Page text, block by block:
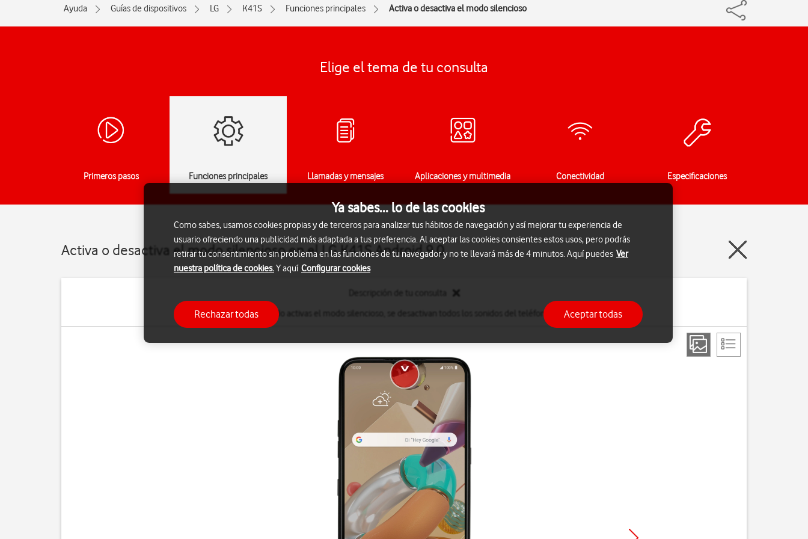
Ayuda Guías de dispositivos LG K41S Funciones principales Activa o desactiva el modo silencioso
Elige el tema de tu consulta
Primeros pasos Funciones principales Llamadas y mensajes Aplicaciones y multimedia Conectividad Especificaciones
Activa o desactiva el modo silencioso en el LG K41S Android 9.0
Cuando activas el modo silencioso, se desactivan todos los sonidos del teléfono.
Ya sabes... lo de las cookies
Como sabes, usamos cookies propias y de terceros para analizar tus hábitos de navegación y así mejorar tu experiencia de
usuario ofreciendo una publicidad más adaptada a tus preferencia. Al aceptar las cookies consientes estos usos, pero podrás
retirar tu consentimiento sin problema en las funciones de tu navegador y no te llevará más de 4 minutos. Aquí puedes Ver
nuestra política de cookies.Y aquí Configurar cookies
Rechazar todas Aceptar todas